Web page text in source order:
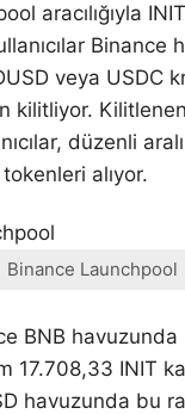
aracılığıyla
Binance
veya USDC
kilitliyor.
düzenli
alıyor.
Binance Launchpool
BNB havuzunda
17.708,33 INIT
havuzunda bu